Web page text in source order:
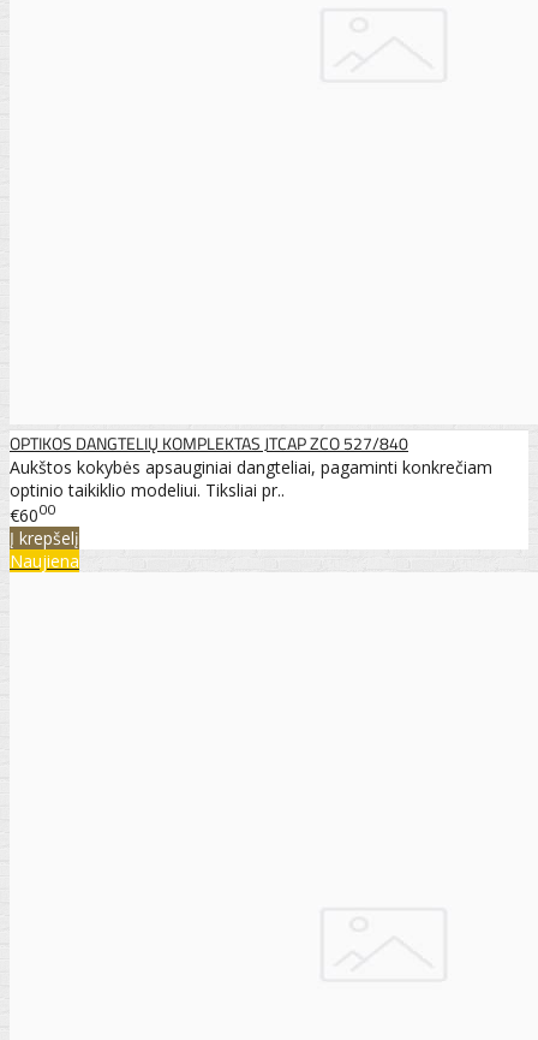
OPTIKOS DANGTELIŲ KOMPLEKTAS JTCAP ZCO 527/840
Aukštos kokybės apsauginiai dangteliai, pagaminti konkrečiam
optinio taikiklio modeliui. Tiksliai pr..
€6000
Į krepšelį
Naujiena